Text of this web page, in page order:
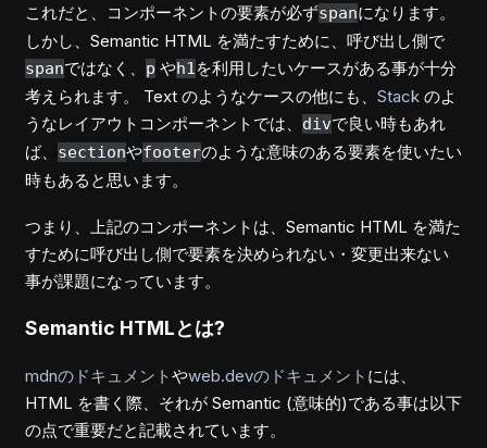
これだと、コンポーネントの要素が必ずspanになります。
しかし、Semantic HTML を満たすために、呼び出し側で
spanではなく、 p やh1 を利用したいケースがある事が十分
考えられます。 Text のようなケースの他にも、 Stackのよ
うなレイアウトコンポーネントでは、
divで良い時もあれ
ば、
sectionやfooterのような意味のある要素を使いたい
時もあると思います。
つまり、上記のコンポーネントは、Semantic HTML を満た
すために呼び出し側で要素を決められない・変更出来ない
事が課題になっています。
Semantic HTMLとは?
mdnのドキュメントやweb.devのドキュメント には、
HTML を書く際、それが Semantic (意味的)である事は以下
の点で重要だと記載されています。